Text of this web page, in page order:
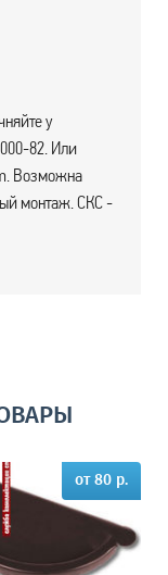
у
82. Или
Возможна
монтаж. СКС -
от 80 р.